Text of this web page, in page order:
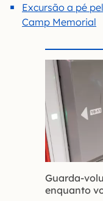
Excursão a pé
Camp Memorial
Guarda-
enquanto